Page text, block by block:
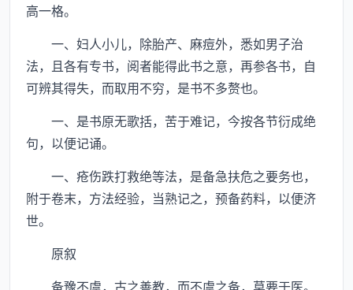
高一格。
一、妇人小儿，除胎产、麻痘外，悉如男子治
法，且各有专书，阅者能得此书之意，再参各书，自
可辨其得失，而取用不穷，是书不多赘也。
一、是书原无歌括，苦于难记，今按各节衍成绝
句，以便记诵。
一、疮伤跌打救绝等法，是备急扶危之要务也，
附于卷末，方法经验，当熟记之，预备药料，以便济
世。
原叙
备豫不虞，古之善教，而不虞之备，莫要于医。